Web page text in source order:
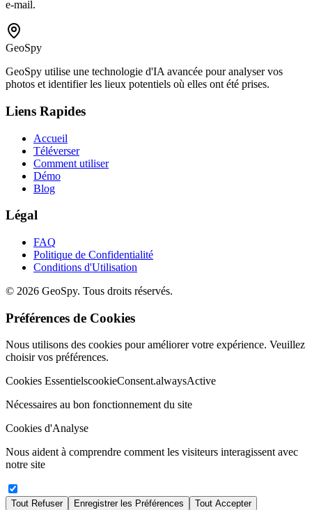
e-mail.
GeoSpy
GeoSpy utilise une technologie d'IA avancée pour analyser vos
photos et identifier les lieux potentiels où elles ont été prises.
Liens Rapides
Accueil
Téléverser
Comment utiliser
Démo
Blog
Légal
FAQ
Politique de Confidentialité
Conditions d'Utilisation
© 2026 GeoSpy. Tous droits réservés.
Préférences de Cookies
Nous utilisons des cookies pour améliorer votre expérience. Veuillez
choisir vos préférences.
Cookies EssentielscookieConsent.alwaysActive
Nécessaires au bon fonctionnement du site
Cookies d'Analyse
Nous aident à comprendre comment les visiteurs interagissent avec
notre site
Tout Refuser Enregistrer les Préférences Tout Accepter